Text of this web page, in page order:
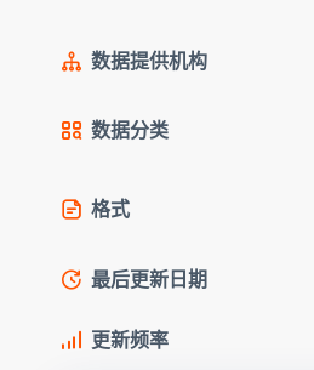
数据提供机构
数据分类
格式
最后更新日期
更新频率